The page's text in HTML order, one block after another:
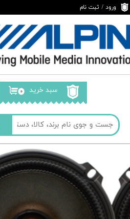
ورود / ثبت نام
تغییر گذر واژه
سفارشات
خروج از حساب
۰ سبد خرید